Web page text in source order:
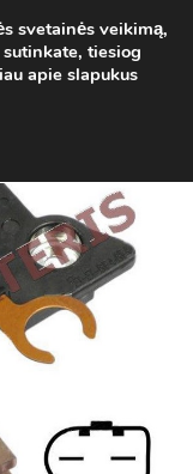
0
svetainės veikimą,
tiesiog
apie slapukus